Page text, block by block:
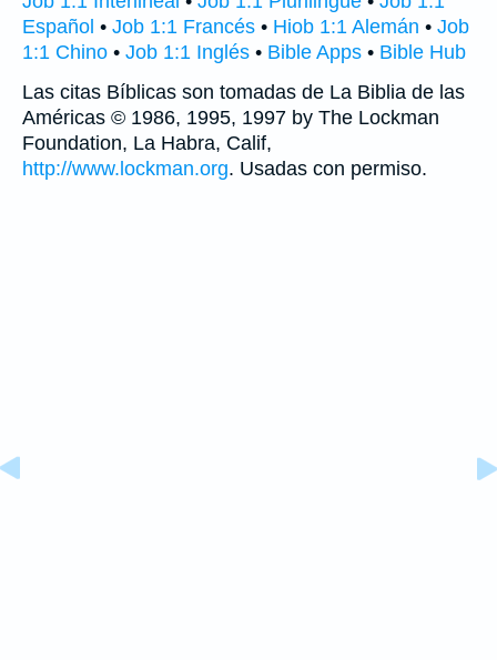
Español • Job 1:1 Francés • Hiob 1:1 Alemán • Job
1:1 Chino • Job 1:1 Inglés • Bible Apps • Bible Hub
Las citas Bíblicas son tomadas de La Biblia de las
Américas © 1986, 1995, 1997 by The Lockman
Foundation, La Habra, Calif,
http://www.lockman.org. Usadas con permiso.